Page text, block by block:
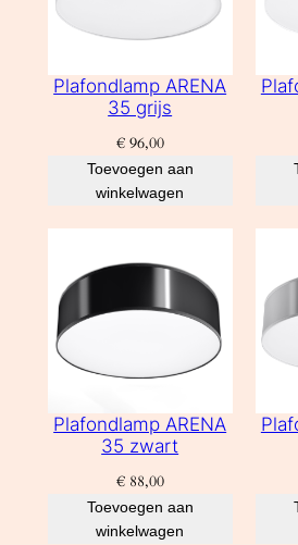
Plafondlamp ARENA
35 grijs
€96,00
Toevoegen aan
winkelwagen
Plafondlamp ARENA
35 zwart
€88,00
Toevoegen aan
winkelwagen